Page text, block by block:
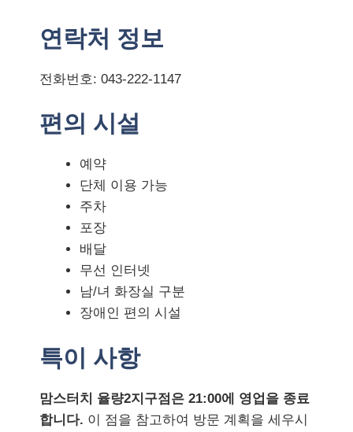
연락처 정보
전화번호: 043-222-1147
편의 시설
예약
단체 이용 가능
주차
포장
배달
무선 인터넷
남/녀 화장실 구분
장애인 편의 시설
특이 사항
맘스터치 율량2지구점은 21:00에 영업을 종료
합니다. 이 점을 참고하여 방문 계획을 세우시